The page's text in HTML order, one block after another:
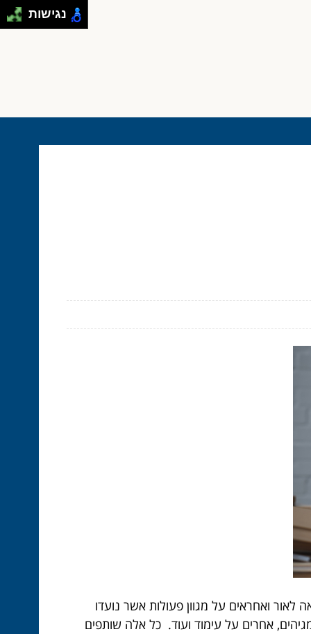
ואחראים על מגוון פעולות אשר נועדו
אחרים על עימוד ועוד. כל אלה שותפים
נגישות